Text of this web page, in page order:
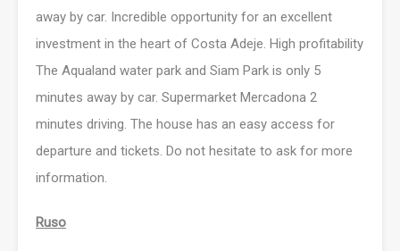
away by car. Incredible opportunity for an excellent
investment in the heart of Costa Adeje. High profitability
The Aqualand water park and Siam Park is only 5
minutes away by car. Supermarket Mercadona 2
minutes driving. The house has an easy access for
departure and tickets. Do not hesitate to ask for more
information.
Ruso